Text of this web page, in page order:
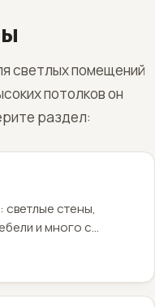
светлых помещений
потолков он
раздел:
светлые стены,
и много с…